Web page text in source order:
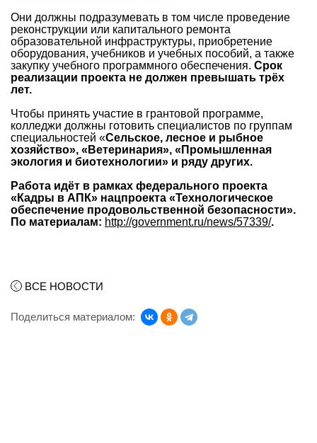
Они должны подразумевать в том числе проведение
реконструкции или капитального ремонта
образовательной инфраструктуры, приобретение
оборудования, учебников и учебных пособий, а также
закупку учебного программного обеспечения. Срок
реализации проекта не должен превышать трёх
лет.
Чтобы принять участие в грантовой программе,
колледжи должны готовить специалистов по группам
специальностей «Сельское, лесное и рыбное
хозяйство», «Ветеринария», «Промышленная
экология и биотехнологии» и ряду других.
Работа идёт в рамках федерального проекта
«Кадры в АПК» нацпроекта «Технологическое
обеспечение продовольственной безопасности».
По материалам: http://government.ru/news/57339/.
ВСЕ НОВОСТИ
Поделиться материалом: